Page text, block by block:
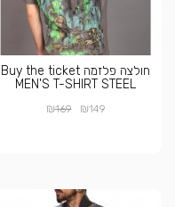
חולצה פלזמה Buy the ticket
MEN'S T-SHIRT STEEL
₪149
₪169